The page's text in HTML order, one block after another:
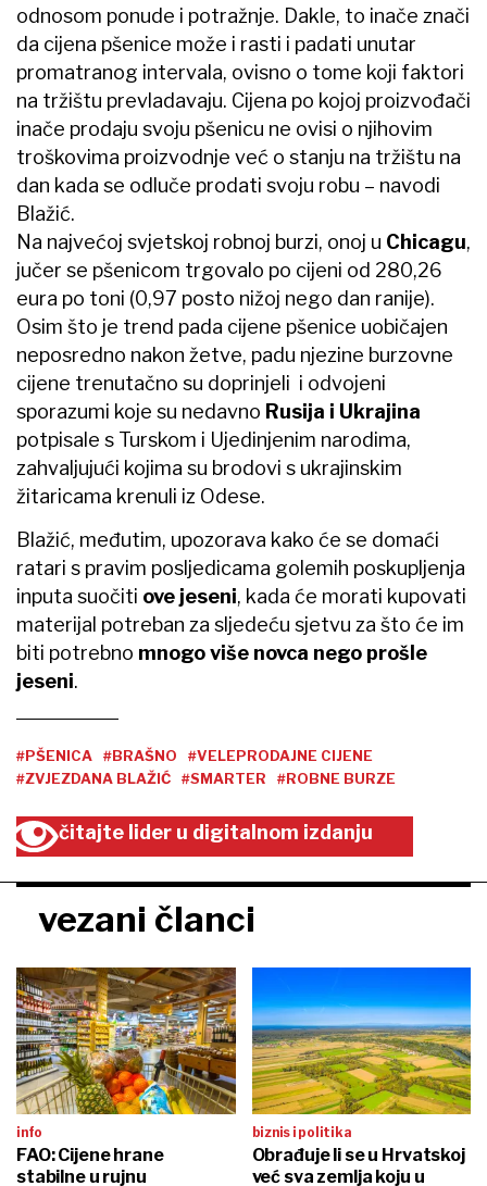
odnosom ponude i potražnje. Dakle, to inače znači
da cijena pšenice može i rasti i padati unutar
promatranog intervala, ovisno o tome koji faktori
na tržištu prevladavaju. Cijena po kojoj proizvođači
inače prodaju svoju pšenicu ne ovisi o njihovim
troškovima proizvodnje već o stanju na tržištu na
dan kada se odluče prodati svoju robu – navodi
Blažić.
Na najvećoj svjetskoj robnoj burzi, onoj u Chicagu,
jučer se pšenicom trgovalo po cijeni od 280,26
eura po toni (0,97 posto nižoj nego dan ranije).
Osim što je trend pada cijene pšenice uobičajen
neposredno nakon žetve, padu njezine burzovne
cijene trenutačno su doprinjeli i odvojeni
sporazumi koje su nedavno Rusija i Ukrajina
potpisale s Turskom i Ujedinjenim narodima,
zahvaljujući kojima su brodovi s ukrajinskim
žitaricama krenuli iz Odese.
Blažić, međutim, upozorava kako će se domaći
ratari s pravim posljedicama golemih poskupljenja
inputa suočiti ove jeseni, kada će morati kupovati
materijal potreban za sljedeću sjetvu za što će im
biti potrebno mnogo više novca nego prošle
jeseni.
#PŠENICA #BRAŠNO
#VELEPRODAJNE CIJENE
#ZVJEZDANA BLAŽIĆ
#SMARTER #ROBNE BURZE
čitajte lider u digitalnom izdanju
vezani članci
info
FAO: Cijene hrane
stabilne u rujnu
biznis i politika
Obrađuje li se u Hrvatskoj
već sva zemlja koju u